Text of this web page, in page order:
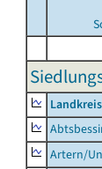
Artern/